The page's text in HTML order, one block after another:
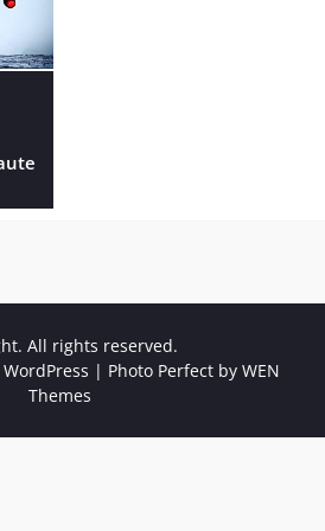
All rights reserved.
| Photo Perfect by WEN
Themes